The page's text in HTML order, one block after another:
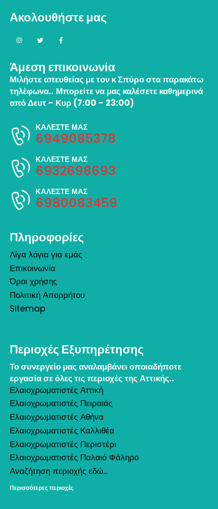
Ακολουθήστε μας
Άμεση επικοινωνία
Μιλήστε απευθείας με τον κ Σπύρο στα παρακάτω
τηλέφωνα.. Μπορείτε να μας καλέσετε καθημερινά
από Δευτ - Κυρ (7:00 - 23:00)
ΚΑΛΕΣΤΕ ΜΑΣ
6949085378
ΚΑΛΕΣΤΕ ΜΑΣ
6932698693
ΚΑΛΕΣΤΕ ΜΑΣ
6980083459
Πληροφορίες
Λίγα λόγια για εμάς
Επικοινωνία
Όροι χρήσης
Πολιτική Απορρήτου
Sitemap
Περιοχές Εξυπηρέτησης
Το συνεργείο μας αναλαμβάνει οποιαδήποτε
εργασία σε όλες τις περιοχές της Αττικής..
Ελαιοχρωματιστές Αττική
Ελαιοχρωματιστές Πειραιάς
Ελαιοχρωματιστές Αθήνα
Ελαιοχρωματιστές Καλλιθέα
Ελαιοχρωματιστές Περιστέρι
Ελαιοχρωματιστές Παλαιό Φάληρο
Αναζήτηση περιοχής εδώ...
Περισσότερες περιοχές